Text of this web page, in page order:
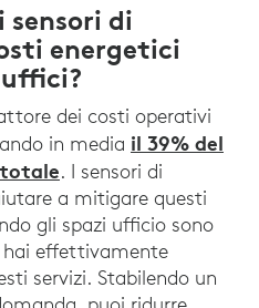
sensori di
energetici
uffici?
dei costi operativi
in media il 39% del
. I sensori di
a mitigare questi
gli spazi ufficio sono
effettivamente
servizi. Stabilendo un